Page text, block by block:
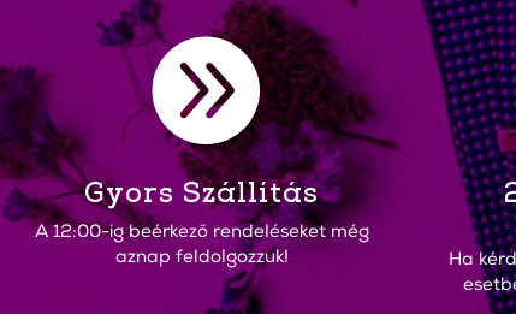

Gyors Szállítás
A 12:00-ig beérkező rendeléseket még
aznap feldolgozzuk!
Ha